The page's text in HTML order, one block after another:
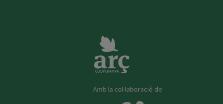
Amb la col·laboració de